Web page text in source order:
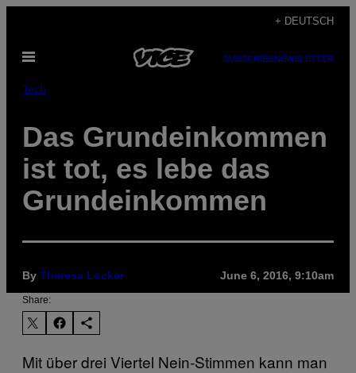
content
+ DEUTSCH
Open
SUBSCRIBENEWSLETTER
Tech
Das Grundeinkommen
ist tot, es lebe das
Grundeinkommen
By Theresa Locker June 6, 2016, 9:10am
Share:
Mit über drei Viertel Nein-Stimmen kann man